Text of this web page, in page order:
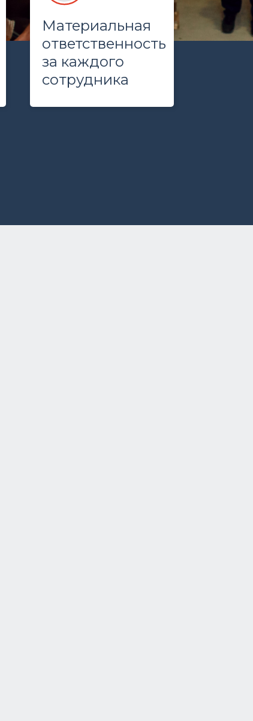
Материальная
ответственность
за каждого
сотрудника